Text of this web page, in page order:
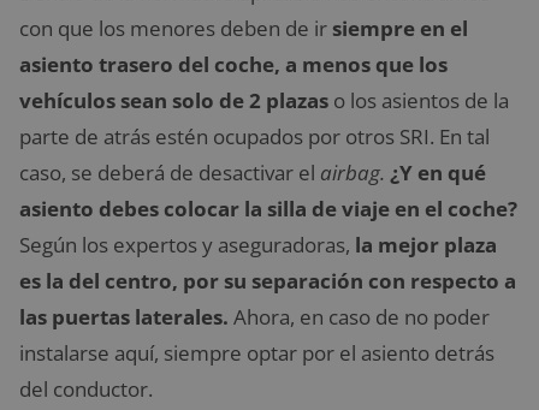
con que los menores deben de ir siempre en el
asiento trasero del coche, a menos que los
vehículos sean solo de 2 plazas o los asientos de la
parte de atrás estén ocupados por otros SRI. En tal
caso, se deberá de desactivar el airbag. ¿Y en qué
asiento debes colocar la silla de viaje en el coche?
Según los expertos y aseguradoras, la mejor plaza
es la del centro, por su separación con respecto a
las puertas laterales. Ahora, en caso de no poder
instalarse aquí, siempre optar por el asiento detrás
del conductor.